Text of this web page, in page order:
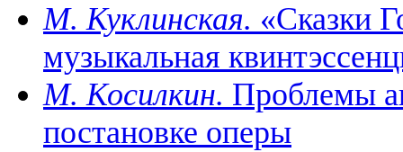
М. Куклинская. «Сказки
музыкальная
М. Косилкин. Проблемы
постановке оперы